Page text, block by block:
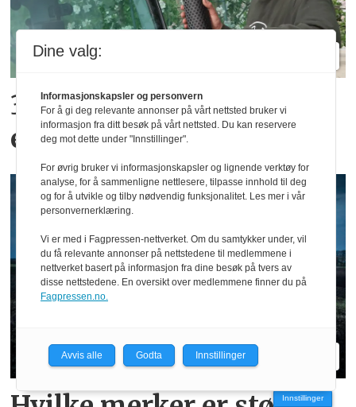
300 kroner timen med
epler og moreller
Innstillinger
Dine valg:
Informasjonskapsler og personvern
For å gi deg relevante annonser på vårt nettsted bruker vi
informasjon fra ditt besøk på vårt nettsted. Du kan reservere
deg mot dette under "Innstillinger".
For øvrig bruker vi informasjonskapsler og lignende verktøy for
analyse, for å sammenligne nettlesere, tilpasse innhold til deg
og for å utvikle og tilby nødvendig funksjonalitet. Les mer i vår
personvernerklæring.
Vi er med i Fagpressen-nettverket. Om du samtykker under, vil
du få relevante annonser på nettstedene til medlemmene i
nettverket basert på informasjon fra dine besøk på tvers av
disse nettstedene. En oversikt over medlemmene finner du på
Fagpressen.no.
Avvis alle Godta Innstillinger